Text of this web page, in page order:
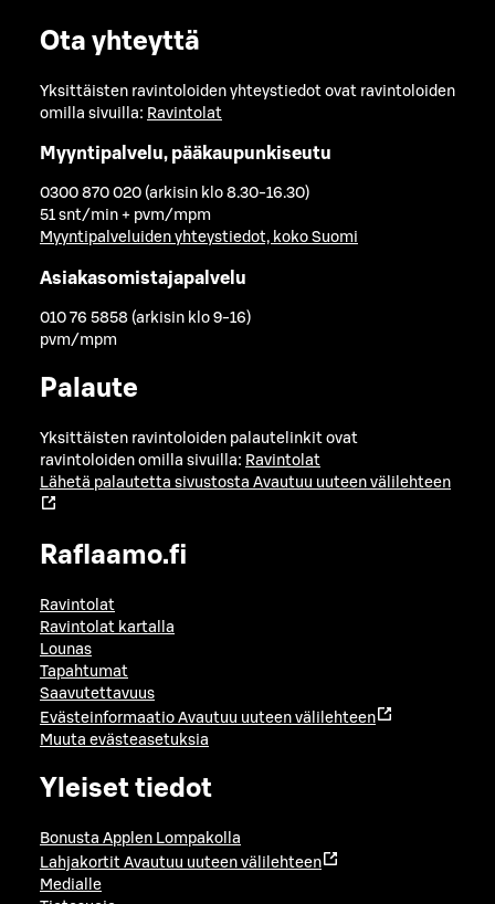
Ota yhteyttä
Yksittäisten ravintoloiden yhteystiedot ovat ravintoloiden
omilla sivuilla: Ravintolat
Myyntipalvelu, pääkaupunkiseutu
0300 870 020 (arkisin klo 8.30-16.30)
51 snt/min + pvm/mpm
Myyntipalveluiden yhteystiedot, koko Suomi
Asiakasomistajapalvelu
010 76 5858 (arkisin klo 9-16)
pvm/mpm
Palaute
Yksittäisten ravintoloiden palautelinkit ovat
ravintoloiden omilla sivuilla: Ravintolat
Lähetä palautetta sivustosta Avautuu uuteen välilehteen
Raflaamo.fi
Ravintolat
Ravintolat kartalla
Lounas
Tapahtumat
Saavutettavuus
Evästeinformaatio Avautuu uuteen välilehteen
Muuta evästeasetuksia
Yleiset tiedot
Bonusta Applen Lompakolla
Lahjakortit Avautuu uuteen välilehteen
Medialle